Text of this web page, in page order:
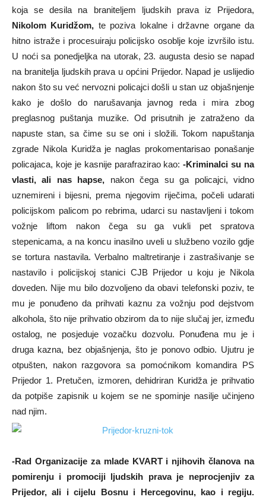
koja se desila na braniteljem ljudskih prava iz Prijedora,
Nikolom Kuridžom, te poziva lokalne i državne organe da
hitno istraže i procesuiraju policijsko osoblje koje izvršilo istu.
U noći sa ponedjeljka na utorak, 23. augusta desio se napad
na branitelja ljudskih prava u općini Prijedor. Napad je uslijedio
nakon što su već nervozni policajci došli u stan uz objašnjenje
kako je došlo do narušavanja javnog reda i mira zbog
preglasnog puštanja muzike. Od prisutnih je zatraženo da
napuste stan, sa čime su se oni i složili. Tokom napuštanja
zgrade Nikola Kuridža je naglas prokomentarisao ponašanje
policajaca, koje je kasnije parafrazirao kao:-Kriminalci su na
vlasti, ali nas hapse, nakon čega su ga policajci, vidno
uznemireni i bijesni, prema njegovim riječima, počeli udarati
policijskom palicom po rebrima, udarci su nastavljeni i tokom
vožnje liftom nakon čega su ga vukli pet spratova
stepenicama, a na koncu inasilno uveli u službeno vozilo gdje
se tortura nastavila. Verbalno maltretiranje i zastrašivanje se
nastavilo i policijskoj stanici CJB Prijedor u koju je Nikola
doveden. Nije mu bilo dozvoljeno da obavi telefonski poziv, te
mu je ponuđeno da prihvati kaznu za vožnju pod dejstvom
alkohola, što nije prihvatio obzirom da to nije slučaj jer, između
ostalog, ne posjeduje vozačku dozvolu. Ponuđena mu je i
druga kazna, bez objašnjenja, što je ponovo odbio. Ujutru je
otpušten, nakon razgovora sa pomoćnikom komandira PS
Prijedor 1. Pretučen, izmoren, dehidriran Kuridža je prihvatio
da potpiše zapisnik u kojem se ne spominje nasilje učinjeno
nad njim.
-Rad Organizacije za mlade KVART i njihovih članova na
pomirenju i promociji ljudskih prava je neprocjenjiv za
Prijedor, ali i cijelu Bosnu i Hercegovinu, kao i regiju.